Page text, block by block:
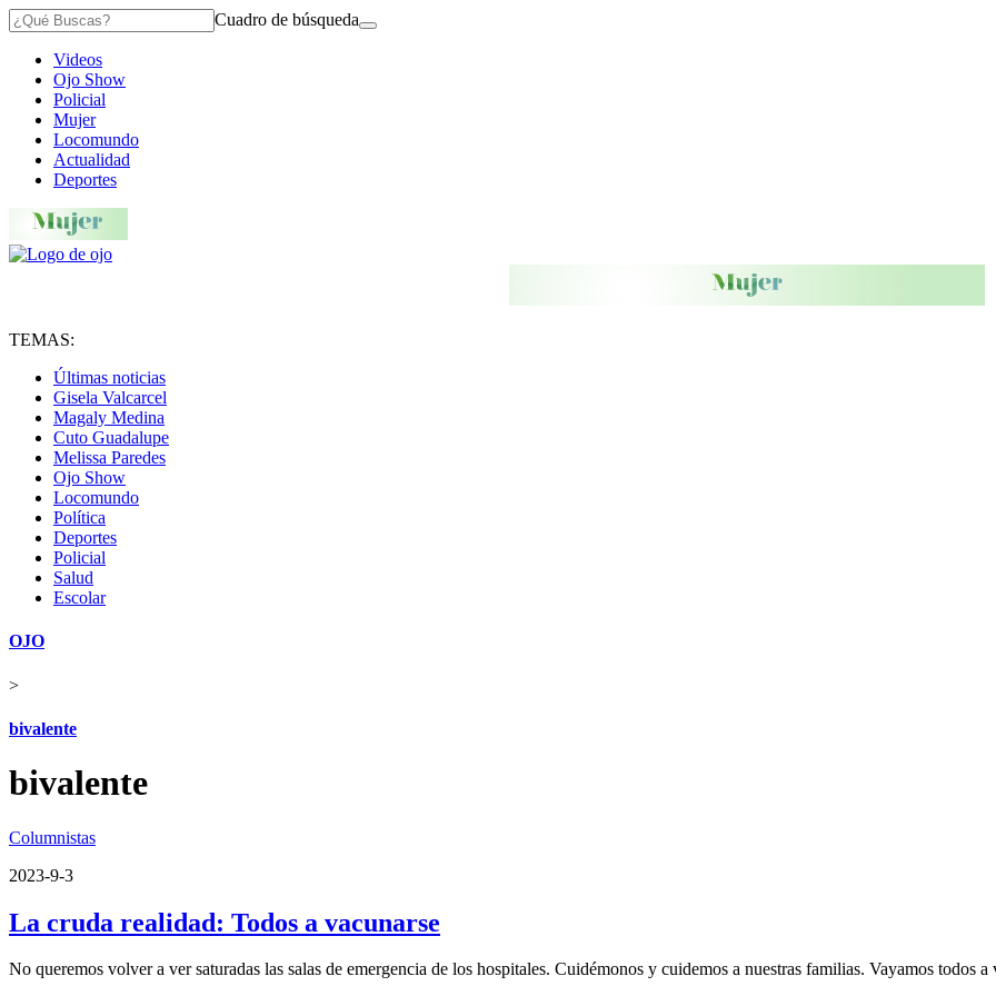
Cuadro de búsqueda
Videos
Ojo Show
Policial
Mujer
Locomundo
Actualidad
Deportes
TEMAS:
Últimas noticias
Gisela Valcarcel
Magaly Medina
Cuto Guadalupe
Melissa Paredes
Ojo Show
Locomundo
Política
Deportes
Policial
Salud
Escolar
OJO
>
bivalente
bivalente
Columnistas
2023-9-3
La cruda realidad: Todos a vacunarse
No queremos volver a ver saturadas las salas de emergencia de los hospitales. Cuidémonos y cuidemos a nuestras familias. Vayamos todos a